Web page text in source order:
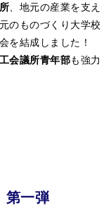
、地元の産業を支え
元のものづくり大学校
を結成しました！
会議所青年部も強力
第一弾